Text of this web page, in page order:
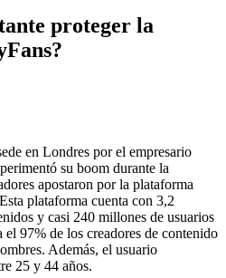
proteger la
en Londres por el empresario
su boom durante la
apostaron por la plataforma
plataforma cuenta con 3,2
y casi 240 millones de usuarios
el 97% de los creadores de contenido
Además, el usuario
25 y 44 años.